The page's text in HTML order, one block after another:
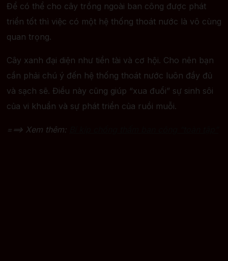
Để có thể cho cây trồng ngoài ban công được phát
triển tốt thì việc có một hệ thống thoát nước là vô cùng
quan trọng.
Cây xanh đại diện như tiền tài và cơ hội. Cho nên bạn
cần phải chú ý đến hệ thống thoát nước luôn đầy đủ
và sạch sẽ. Điều này cũng giúp “xua đuổi” sự sinh sôi
của vi khuẩn và sự phát triển của ruồi muỗi.
===> Xem thêm: